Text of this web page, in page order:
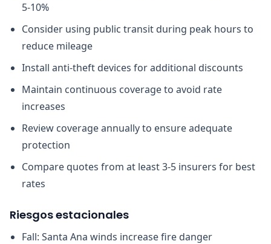
5-10%
Consider using public transit during peak hours to
reduce mileage
Install anti-theft devices for additional discounts
Maintain continuous coverage to avoid rate
increases
Review coverage annually to ensure adequate
protection
Compare quotes from at least 3-5 insurers for best
rates
Riesgos estacionales
Fall: Santa Ana winds increase fire danger